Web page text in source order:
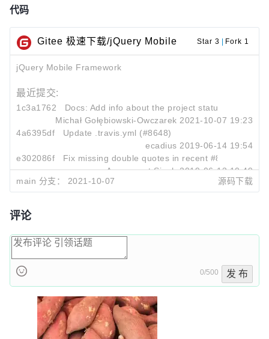
代码
Gitee 极速下载/jQuery Mobile Star 3 Fork 1
jQuery Mobile Framework
最近提交:
1c3a1762
Docs: Add info about the project status to
Michał Gołębiowski-Owczarek 2021-10-07 19:23
4a6395df
Update .travis.yml (#8648)
ecadius 2019-06-14 19:54
e302086f
Fix missing double quotes in recent #8649
Amanpreet Singh 2019-06-13 10:49
main 分支：
2021-10-07 源码下载
评论
0/500 发 布